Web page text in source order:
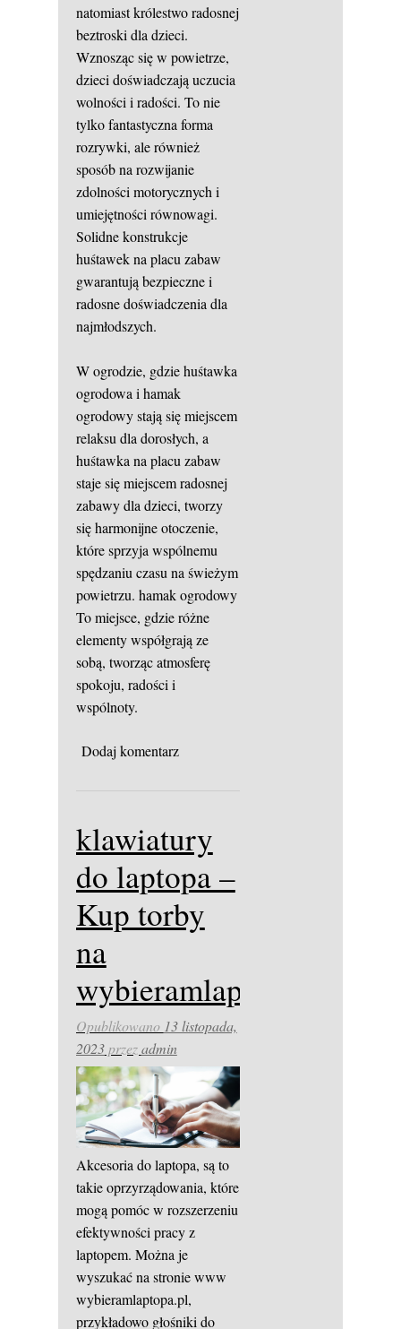
natomiast królestwo radosnej
beztroski dla dzieci.
Wznosząc się w powietrze,
dzieci doświadczają uczucia
wolności i radości. To nie
tylko fantastyczna forma
rozrywki, ale również
sposób na rozwijanie
zdolności motorycznych i
umiejętności równowagi.
Solidne konstrukcje
huśtawek na placu zabaw
gwarantują bezpieczne i
radosne doświadczenia dla
najmłodszych.
W ogrodzie, gdzie huśtawka
ogrodowa i hamak
ogrodowy stają się miejscem
relaksu dla dorosłych, a
huśtawka na placu zabaw
staje się miejscem radosnej
zabawy dla dzieci, tworzy
się harmonijne otoczenie,
które sprzyja wspólnemu
spędzaniu czasu na świeżym
powietrzu. hamak ogrodowy
To miejsce, gdzie różne
elementy współgrają ze
sobą, tworząc atmosferę
spokoju, radości i
wspólnoty.
Dodaj komentarz
klawiatury
do laptopa –
Kup torby
na
wybieramlaptopa.pl
Opublikowano 13 listopada,
2023przezadmin
Akcesoria do laptopa, są to
takie oprzyrządowania, które
mogą pomóc w rozszerzeniu
efektywności pracy z
laptopem. Można je
wyszukać na stronie www
wybieramlaptopa.pl,
przykładowo głośniki do